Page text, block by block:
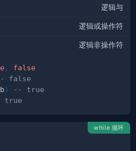
逻辑与
逻辑或操作符
逻辑非操作符
,
false
false
b)
-- true
true
while 循环